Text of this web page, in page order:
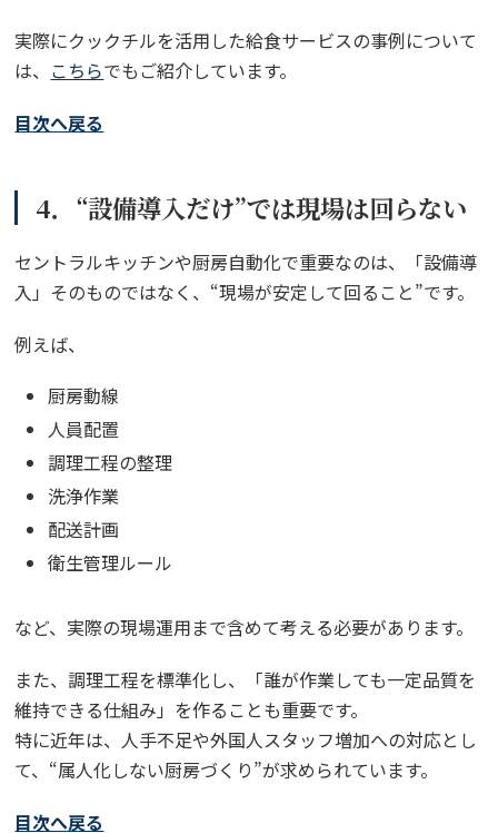
実際にクックチルを活用した給食サービスの事例について
は、 こちらでもご紹介しています。
目次へ戻る
4．“設備導入だけ”では現場は回らない
セントラルキッチンや厨房自動化で重要なのは、「設備導
入」そのものではなく、“現場が安定して回ること”です。
例えば、
厨房動線
人員配置
調理工程の整理
洗浄作業
配送計画
衛生管理ルール
など、実際の現場運用まで含めて考える必要があります。
また、調理工程を標準化し、「誰が作業しても一定品質を
維持できる仕組み」を作ることも重要です。
特に近年は、人手不足や外国人スタッフ増加への対応とし
て、“属人化しない厨房づくり”が求められています。
目次へ戻る